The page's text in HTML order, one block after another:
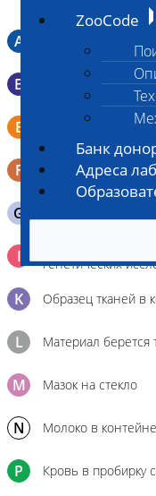
ZooCode
Банк
Адреса
A
B Мазок в
E
Смывы со
F Кал в контейнере
G
I
генетических
K Образец тканей в
L Материал берется
M Мазок на стекло
N Молоко в
P Кровь в пробирку